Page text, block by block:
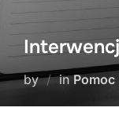
by inPomoc